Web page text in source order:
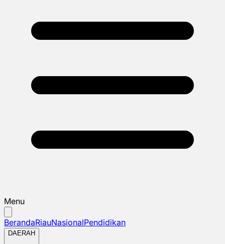
Menu
BerandaRiauNasionalPendidikan
DAERAH